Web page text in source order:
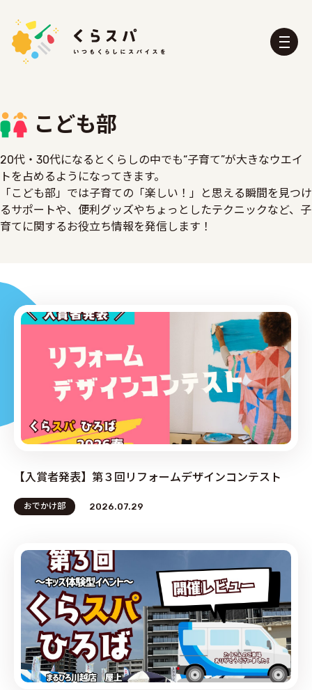
くらスパとは？
おふろ部
せいかつ部
おでかけ部
こども部
ぼうさい部
PRODUCE by ︎BG SERVICE
こども部
20代・30代になるとくらしの中でも“子育て”が大きなウエイ
トを占めるようになってきます。
「こども部」では子育ての「楽しい！」と思える瞬間を見つけ
るサポートや、便利グッズやちょっとしたテクニックなど、子
育てに関するお役立ち情報を発信します！
【入賞者発表】第３回リフォームデザインコンテスト
おでかけ部 2026.07.29